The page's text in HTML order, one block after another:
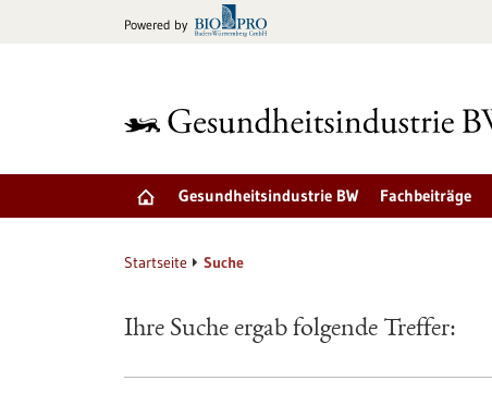
Powered by
Gesundheitsindustrie BW Fachbeiträge
Startseite Suche
Ihre Suche ergab folgende Treffer: